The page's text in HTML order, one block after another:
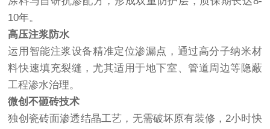
10年。
高压注浆防水
运用智能注浆设备精准定位渗漏点，通过高分子纳米材
料快速填充裂缝，尤其适用于地下室、管道周边等隐蔽
工程渗水治理。
微创不砸砖技术
独创瓷砖面渗透结晶工艺，无需破坏原有装修，2小时快